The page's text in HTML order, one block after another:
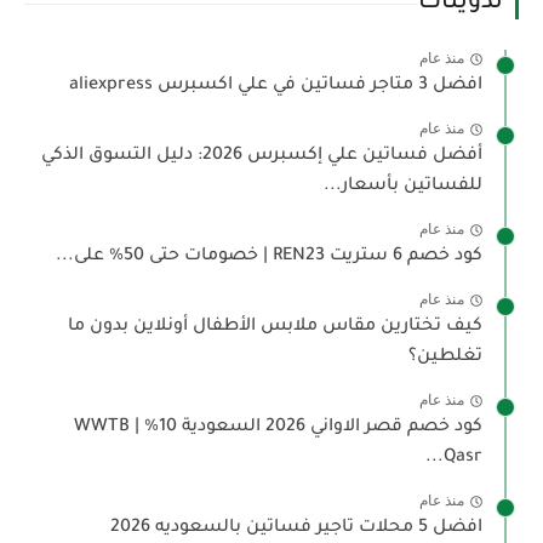
منذ عام
افضل 3 متاجر فساتين في علي اكسبرس aliexpress
منذ عام
أفضل فساتين علي إكسبرس 2026: دليل التسوق الذكي
للفساتين بأسعار...
منذ عام
كود خصم 6 ستريت REN23 | خصومات حتى 50% على...
منذ عام
كيف تختارين مقاس ملابس الأطفال أونلاين بدون ما
تغلطين؟
منذ عام
كود خصم قصر الاواني 2026 السعودية 10% WWTB |
Qasr...
منذ عام
افضل 5 محلات تاجير فساتين بالسعوديه 2026